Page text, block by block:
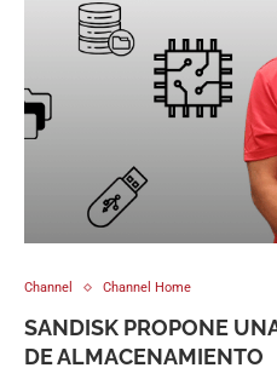
Channel Channel Home
SANDISK PROPONE
DE ALMACENAMIENTO